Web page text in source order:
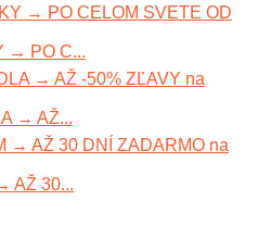
→ PO C...
→ AŽ...
AŽ 30...